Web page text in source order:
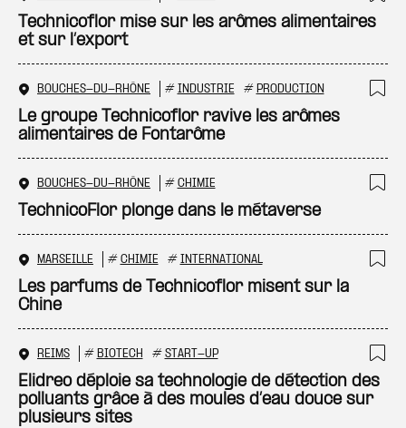
Technicoflor mise sur les arômes alimentaires
et sur l’export
BOUCHES-DU-RHÔNE # INDUSTRIE # PRODUCTION
Le groupe Technicoflor ravive les arômes
alimentaires de Fontarôme
BOUCHES-DU-RHÔNE # CHIMIE
TechnicoFlor plonge dans le métaverse
MARSEILLE # CHIMIE # INTERNATIONAL
Les parfums de Technicoflor misent sur la
Chine
REIMS # BIOTECH # START-UP
Elidreo déploie sa technologie de détection des
polluants grâce à des moules d’eau douce sur
plusieurs sites